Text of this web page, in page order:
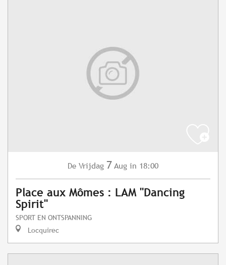
De Vrijdag 7 Aug in 18:00
Place aux Mômes : LAM "Dancing
Spirit"
SPORT EN ONTSPANNING
Locquirec